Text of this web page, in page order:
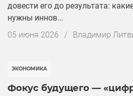
довести его до результата:
нужны иннов...
Дата
05 июня 2026 / Владимир
ЭКОНОМИКА
Фокус будущего —